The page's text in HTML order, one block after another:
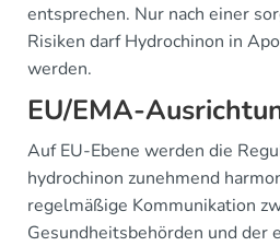
entsprechen. Nur nach einer
Risiken darf Hydrochinon in
werden.
EU/EMA-
Auf EU-Ebene werden die
hydrochinon zunehmend
regelmäßige Kommunikation
Gesundheitsbehörden und der